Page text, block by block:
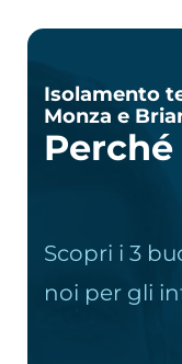
Isolamento
Monza e
Scopri i 3
noi per gli